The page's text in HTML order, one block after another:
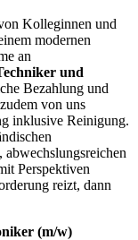
Kolleginnen und
modernen
an
und
Bezahlung und
von uns
inklusive Reinigung.
Perspektiven
reizt, dann
(m/w)